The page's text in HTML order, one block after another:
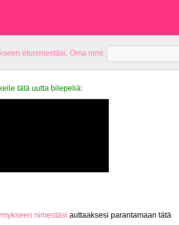
etunimestäsi. Oma nimi:
tätä uutta bilepeliä:
nimestäsi auttaaksesi parantamaan tätä